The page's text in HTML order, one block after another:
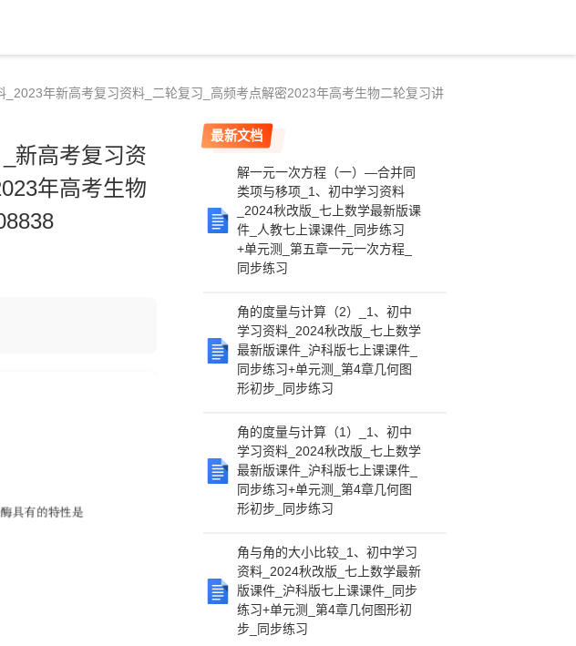
年新高考复习资料_二轮复习_高频考点解密2023年高考生物二轮复习讲
新高考复习资
年高考生物
最新文档
解一元一次方程（一）—合并同
类项与移项_1、初中学习资料
_2024秋改版_七上数学最新版课
件_人教七上课课件_同步练习
+单元测_第五章一元一次方程_
同步练习
角的度量与计算（2）_1、初中
学习资料_2024秋改版_七上数学
最新版课件_沪科版七上课课件_
同步练习+单元测_第4章几何图
形初步_同步练习
角的度量与计算（1）_1、初中
学习资料_2024秋改版_七上数学
最新版课件_沪科版七上课课件_
同步练习+单元测_第4章几何图
形初步_同步练习
角与角的大小比较_1、初中学习
资料_2024秋改版_七上数学最新
版课件_沪科版七上课课件_同步
练习+单元测_第4章几何图形初
步_同步练习